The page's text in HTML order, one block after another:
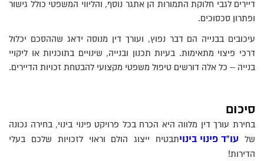
דיירים לגבי חלוקת התמורות הן אתגר נוסף, והליווי המשפטי כולל גישור
ופתרון סכסוכים.
עיכובים בבנייה הם דבר נפוץ, ועורך דין מנוסה ידאג שההסכם יכלול
דרכי פיצוי מתאימות. בעיות תכנון ובנייה, שינויים בתוכניות או ליקויי
בנייה – כל אלה דורשים טיפול משפטי מקצועי להבטחת זכויות הדיירים.
סיכום
בחירת עורך דין מלווה היא הכרח בכל פרויקט פינוי בינוי, בחירה נכונה
של עו”ד פינוי בינויתבטיח ייצוג הולם וראוי לזכויות שלכם בעלי
הדירות!